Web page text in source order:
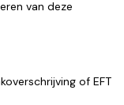
van deze
of EFT